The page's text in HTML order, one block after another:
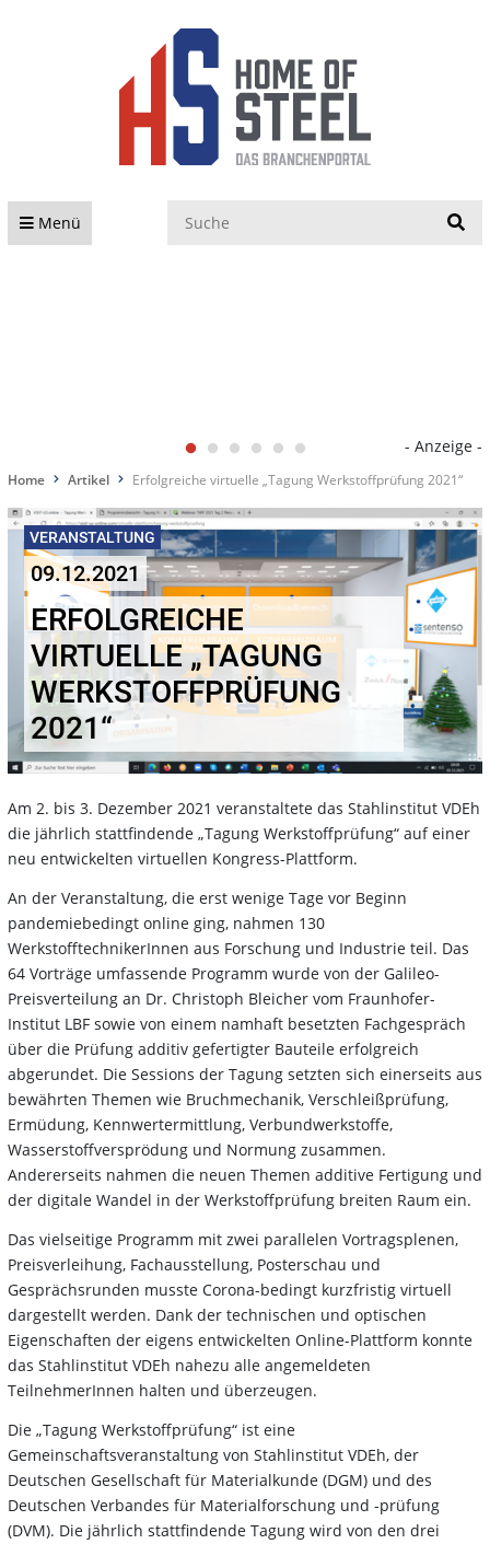
Menü
- Anzeige -
Home Artikel Erfolgreiche virtuelle „Tagung Werkstoffprüfung 2021“
VERANSTALTUNG
09.12.2021
ERFOLGREICHE
VIRTUELLE „TAGUNG
WERKSTOFFPRÜFUNG
2021“
Am 2. bis 3. Dezember 2021 veranstaltete das Stahlinstitut VDEh
die jährlich stattfindende „Tagung Werkstoffprüfung“ auf einer
neu entwickelten virtuellen Kongress-Plattform.
An der Veranstaltung, die erst wenige Tage vor Beginn
pandemiebedingt online ging, nahmen 130
WerkstofftechnikerInnen aus Forschung und Industrie teil. Das
64 Vorträge umfassende Programm wurde von der Galileo-
Preisverteilung an Dr. Christoph Bleicher vom Fraunhofer-
Institut LBF sowie von einem namhaft besetzten Fachgespräch
über die Prüfung additiv gefertigter Bauteile erfolgreich
abgerundet. Die Sessions der Tagung setzten sich einerseits aus
bewährten Themen wie Bruchmechanik, Verschleißprüfung,
Ermüdung, Kennwertermittlung, Verbundwerkstoffe,
Wasserstoffversprödung und Normung zusammen.
Andererseits nahmen die neuen Themen additive Fertigung und
der digitale Wandel in der Werkstoffprüfung breiten Raum ein.
Das vielseitige Programm mit zwei parallelen Vortragsplenen,
Preisverleihung, Fachausstellung, Posterschau und
Gesprächsrunden musste Corona-bedingt kurzfristig virtuell
dargestellt werden. Dank der technischen und optischen
Eigenschaften der eigens entwickelten Online-Plattform konnte
das Stahlinstitut VDEh nahezu alle angemeldeten
TeilnehmerInnen halten und überzeugen.
Die „Tagung Werkstoffprüfung“ ist eine
Gemeinschaftsveranstaltung von Stahlinstitut VDEh, der
Deutschen Gesellschaft für Materialkunde (DGM) und des
Deutschen Verbandes für Materialforschung und -prüfung
(DVM). Die jährlich stattfindende Tagung wird von den drei